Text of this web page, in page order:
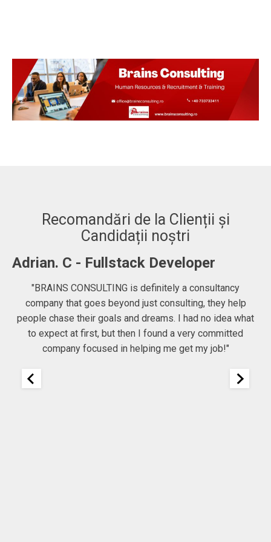
Recomandări de la Clienții și
Candidații noștri
Adrian. C - Fullstack Developer
"BRAINS CONSULTING is definitely a consultancy
company that goes beyond just consulting, they help
people chase their goals and dreams. I had no idea what
to expect at first, but then I found a very committed
company focused in helping me get my job!"